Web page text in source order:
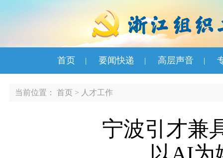
首页 | 要闻快递 | 高层声音 |
当前位置： 首页 > 人才工作
宁波引才兼